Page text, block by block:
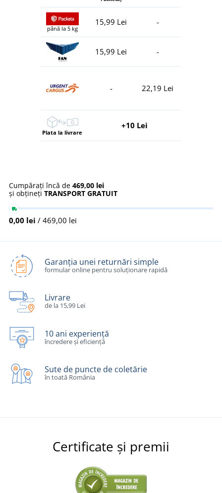
până la 5 kg
15,99 Lei -
15,99 Lei -
- 22,19 Lei
Plata la livrare
+10 Lei
Cumpărați încă de 469,00 lei
și obțineți TRANSPORT GRATUIT
0,00 lei / 469,00 lei
Garanția unei returnări simple
formular online pentru soluționare rapidă
Livrare
de la 15,99 Lei
10 ani experiență
încredere și eficiență
Sute de puncte de coletărie
în toată România
Certificate și premii